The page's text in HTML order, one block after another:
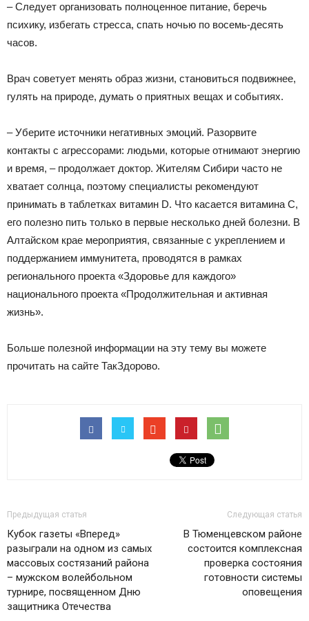
– Следует организовать полноценное питание, беречь
психику, избегать стресса, спать ночью по восемь-десять
часов.
Врач советует менять образ жизни, становиться подвижнее,
гулять на природе, думать о приятных вещах и событиях.
– Уберите источники негативных эмоций. Разорвите
контакты с агрессорами: людьми, которые отнимают энергию
и время, – продолжает доктор. Жителям Сибири часто не
хватает солнца, поэтому специалисты рекомендуют
принимать в таблетках витамин D. Что касается витамина C,
его полезно пить только в первые несколько дней болезни. В
Алтайском крае мероприятия, связанные с укреплением и
поддержанием иммунитета, проводятся в рамках
регионального проекта «Здоровье для каждого»
национального проекта «Продолжительная и активная
жизнь».
Больше полезной информации на эту тему вы можете
прочитать на сайте ТакЗдорово.
Предыдущая статья
Кубок газеты «Вперед»
разыграли на одном из самых
массовых состязаний района
– мужском волейбольном
турнире, посвященном Дню
защитника Отечества
Следующая статья
В Тюменцевском районе
состоится комплексная
проверка состояния
готовности системы
оповещения